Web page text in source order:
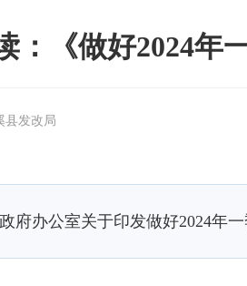
：《做好2024年
县发改局
府办公室关于印发做好2024年